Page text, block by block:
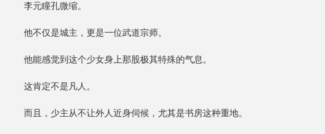
李元瞳孔微缩。
他不仅是城主，更是一位武道宗师。
他能感觉到这个少女身上那股极其特殊的气息。
这肯定不是凡人。
而且，少主从不让外人近身伺候，尤其是书房这种重地。